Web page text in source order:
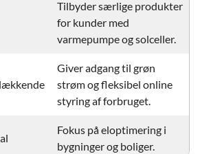
Tilbyder særlige produkter
for kunder med
varmepumpe og solceller.
Giver adgang til grøn
strøm og fleksibel online
styring af forbruget.
Fokus på eloptimering i
bygninger og boliger.